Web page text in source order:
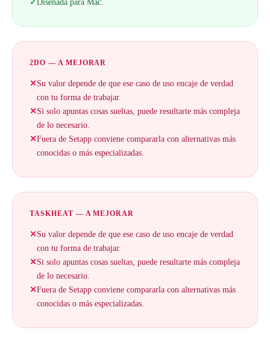
✓Diseñada para Mac.
2DO — A MEJORAR
✕Su valor depende de que ese caso de uso encaje de verdad
con tu forma de trabajar.
✕Si solo apuntas cosas sueltas, puede resultarte más compleja
de lo necesario.
✕Fuera de Setapp conviene compararla con alternativas más
conocidas o más especializadas.
TASKHEAT — A MEJORAR
✕Su valor depende de que ese caso de uso encaje de verdad
con tu forma de trabajar.
✕Si solo apuntas cosas sueltas, puede resultarte más compleja
de lo necesario.
✕Fuera de Setapp conviene compararla con alternativas más
conocidas o más especializadas.